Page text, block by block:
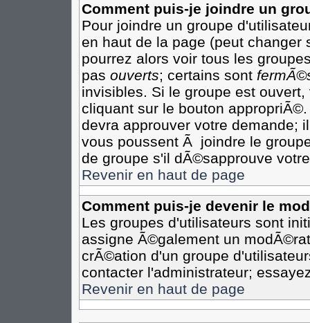
Comment puis-je joindre un
Pour joindre un groupe
en haut de la page (peut changer
pourrez alors voir tous les
pas ouverts; certains sont
invisibles. Si le groupe est
cliquant sur le bouton
devra approuver votre demande;
vous poussent Ã joindre le
de groupe s'il dÃ©sapprouve
Revenir en haut de page
Comment puis-je devenir le
Les groupes d'utilisateurs sont
assigne Ã©galement un
crÃ©ation d'un groupe
contacter l'administrateur;
Revenir en haut de page